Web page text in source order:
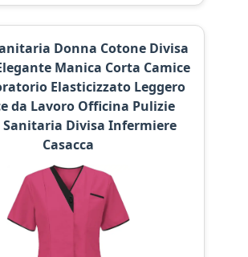
Donna Cotone Divisa
Manica Corta Camice
Elasticizzato Leggero
da Lavoro Officina Pulizie
Sanitaria Divisa Infermiere
Casacca